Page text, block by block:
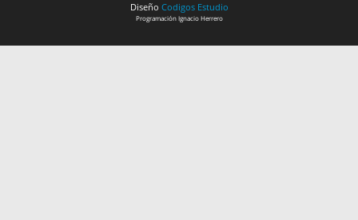
Diseño Codigos Estudio
ProgramaciónIgnacio Herrero